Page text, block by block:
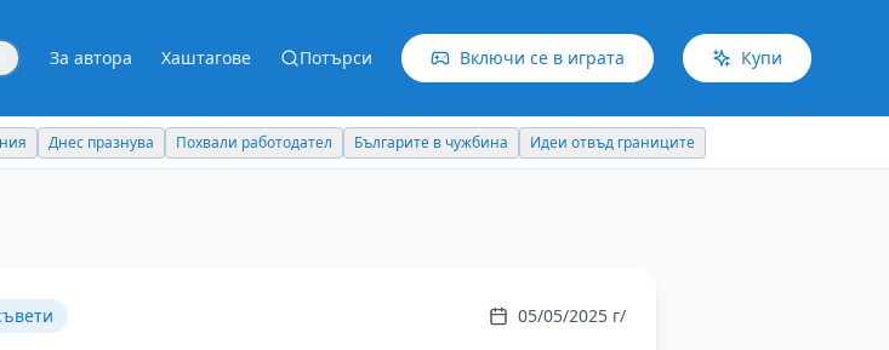
За автора Хаштагове Потърси Включи се в играта Купи
Днес празнува Похвали работодател Българите в чужбина Идеи отвъд границите
05/05/2025 г/